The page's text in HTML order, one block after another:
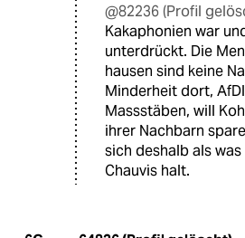
@82236 (Profil
Kakaphonien war
unterdrückt. Die
hausen sind keine
Minderheit dort,
Massstäben, will
ihrer Nachbarn
sich deshalb als was
Chauvis halt.